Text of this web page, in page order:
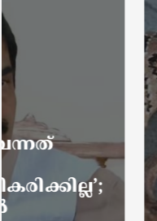
ജനകീയ
നഴ്സിന്
അണലിയുടെ
ഡ്യൂട്ടിക്കിടെ